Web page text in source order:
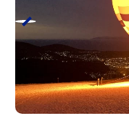
4月25日（週
日）